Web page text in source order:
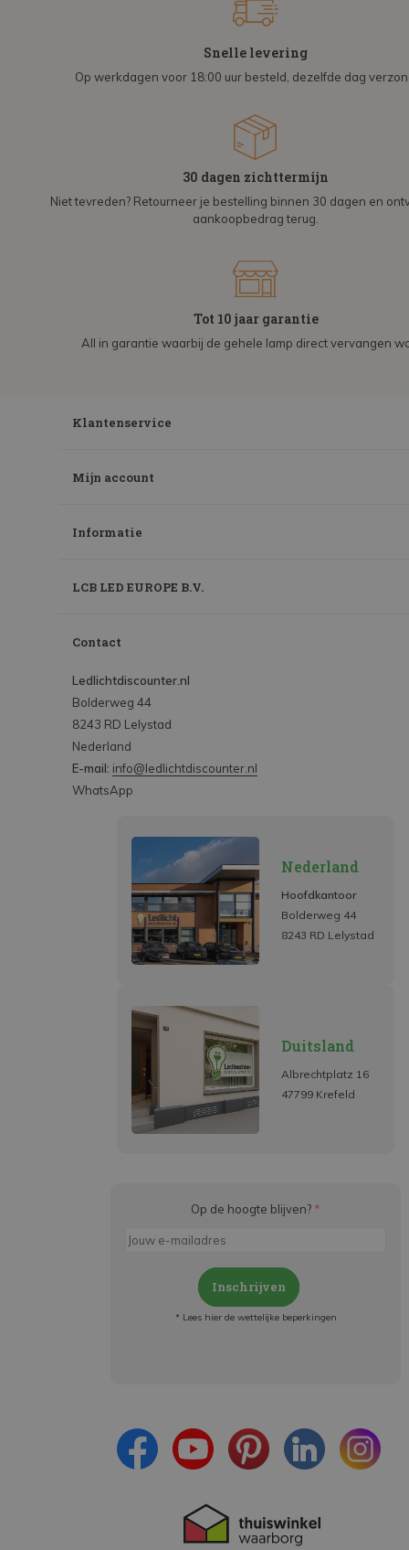
Snelle levering
Op werkdagen voor 18:00 uur besteld, dezelfde dag
30 dagen zichttermijn
Niet tevreden? Retourneer je bestelling binnen 30 dagen en
aankoopbedrag terug.
Tot 10 jaar garantie
All in garantie waarbij de gehele lamp direct vervangen
Klantenservice
Mijn account
Informatie
LCB LED EUROPE B.V.
Contact
Ledlichtdiscounter.nl
Bolderweg 44
8243 RD Lelystad
Nederland
E-mail: info@ledlichtdiscounter.nl
WhatsApp
Nederland
Hoofdkantoor
Bolderweg 44
8243 RD Lelystad
Duitsland
Albrechtplatz 16
47799 Krefeld
Op de hoogte blijven? *
Inschrijven
* Lees hier de wettelijke beperkingen